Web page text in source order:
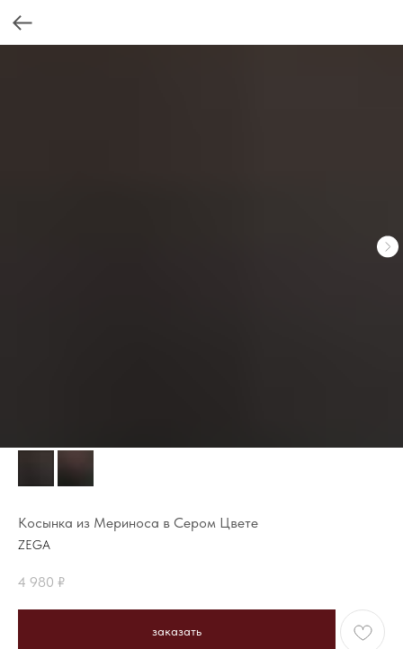
Косынка из Мериноса в Сером Цвете
ZEGA
4 980 ₽
заказать